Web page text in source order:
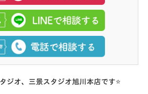
ジオ、三景スタジオ旭川本店です⭐️